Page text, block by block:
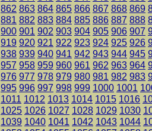
862 863 864 865 866 867 868 869
881 882 883 884 885 886 887 888
900 901 902 903 904 905 906 907
919 920 921 922 923 924 925 926
938 939 940 941 942 943 944 945
957 958 959 960 961 962 963 964
976 977 978 979 980 981 982 983
995 996 997 998 999 1000 1001
1011 1012 1013 1014 1015 1016
1025 1026 1027 1028 1029 1030
1039 1040 1041 1042 1043 1044